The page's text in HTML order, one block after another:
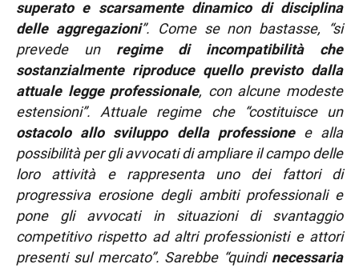
superato e scarsamente dinamico di disciplina
delle aggregazioni”. Come se non bastasse, “si
prevede un regime di incompatibilità che
sostanzialmente riproduce quello previsto dalla
attuale legge professionale, con alcune modeste
estensioni”. Attuale regime che “costituisce un
ostacolo allo sviluppo della professione e alla
possibilità per gli avvocati di ampliare il campo delle
loro attività e rappresenta uno dei fattori di
progressiva erosione degli ambiti professionali e
pone gli avvocati in situazioni di svantaggio
competitivo rispetto ad altri professionisti e attori
presenti sul mercato”. Sarebbe “quindi necessaria